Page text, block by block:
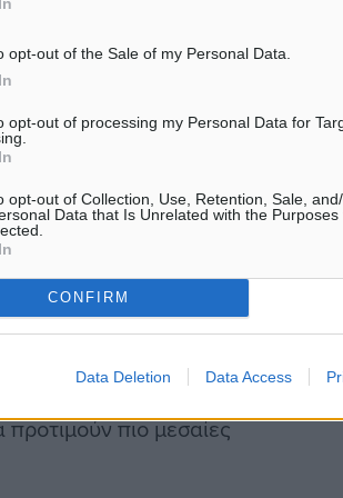
opt-out of the Sale of my Personal Data.
opt-out of processing my Personal Data for
opt-out of Collection, Use, Retention, Sale,
Data that Is Unrelated with the Purposes
CONFIRM
Data Deletion Data Access
λιγότερο κορεσμένες
και ηρεμία.
πιο επιλεκτικός
τρόπος με τον οποίο
έδαφος (38%),
των 1.500 ευρώ
πιο μεσαίες